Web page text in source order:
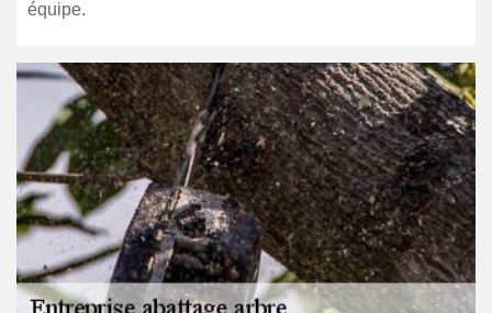
équipe.